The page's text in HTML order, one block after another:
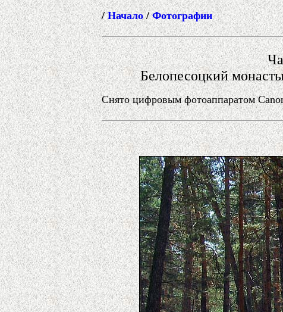
/Начало/Фотографии
Белопесоцкий
Снято цифровым фотоаппаратом